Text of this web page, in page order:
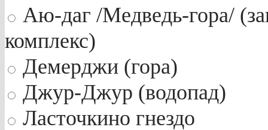
Аю-даг /Медведь-гора/
комплекс)
Демерджи (гора)
Джур-Джур (водопад)
Ласточкино гнездо